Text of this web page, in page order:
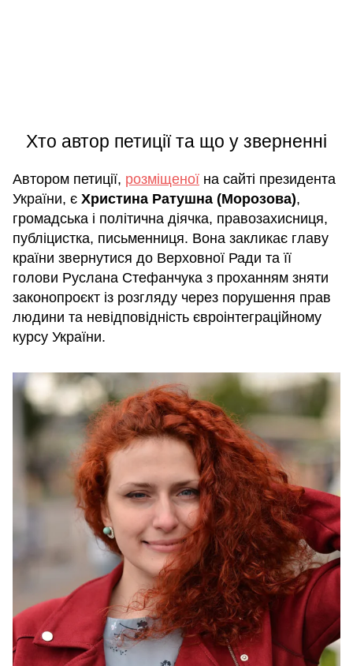
Хто автор петиції та що у зверненні
Автором петиції, розміщеної на сайті президента
України, є Христина Ратушна (Морозова),
громадська і політична діячка, правозахисниця,
публіцистка, письменниця. Вона закликає главу
країни звернутися до Верховної Ради та її
голови Руслана Стефанчука з проханням зняти
законопроєкт із розгляду через порушення прав
людини та невідповідність євроінтеграційному
курсу України.